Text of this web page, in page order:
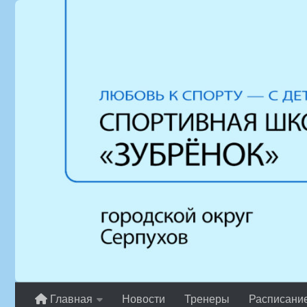
Главная Новости Тренеры